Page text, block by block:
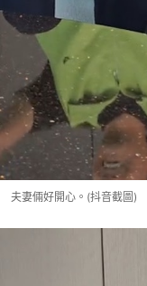
夫妻倆好開心。(抖音截圖)